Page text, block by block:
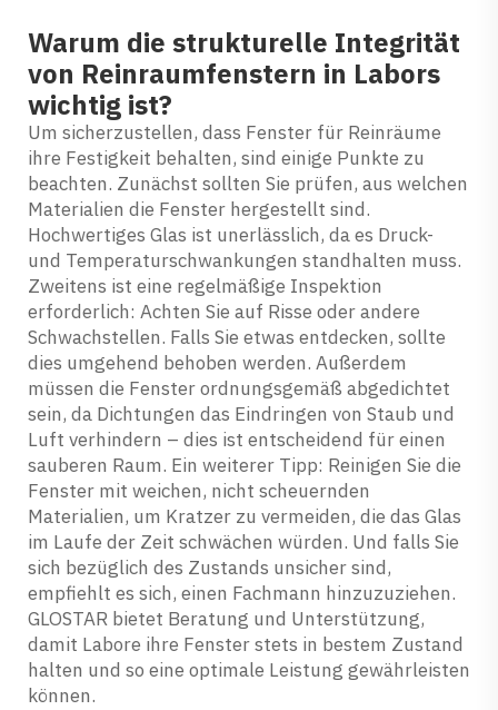
Warum die strukturelle Integrität
von Reinraumfenstern in Labors
wichtig ist?
Um sicherzustellen, dass Fenster für Reinräume
ihre Festigkeit behalten, sind einige Punkte zu
beachten. Zunächst sollten Sie prüfen, aus welchen
Materialien die Fenster hergestellt sind.
Hochwertiges Glas ist unerlässlich, da es Druck-
und Temperaturschwankungen standhalten muss.
Zweitens ist eine regelmäßige Inspektion
erforderlich: Achten Sie auf Risse oder andere
Schwachstellen. Falls Sie etwas entdecken, sollte
dies umgehend behoben werden. Außerdem
müssen die Fenster ordnungsgemäß abgedichtet
sein, da Dichtungen das Eindringen von Staub und
Luft verhindern – dies ist entscheidend für einen
sauberen Raum. Ein weiterer Tipp: Reinigen Sie die
Fenster mit weichen, nicht scheuernden
Materialien, um Kratzer zu vermeiden, die das Glas
im Laufe der Zeit schwächen würden. Und falls Sie
sich bezüglich des Zustands unsicher sind,
empfiehlt es sich, einen Fachmann hinzuzuziehen.
GLOSTAR bietet Beratung und Unterstützung,
damit Labore ihre Fenster stets in bestem Zustand
halten und so eine optimale Leistung gewährleisten
können.